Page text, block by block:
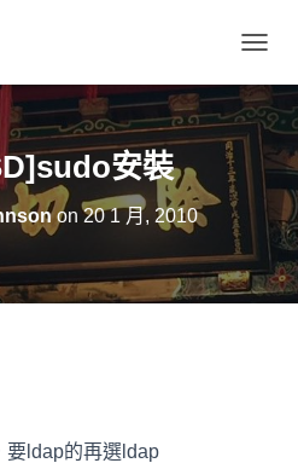
O
G
G
E
I
G
安裝
on20 1 月, 2010
要ldap的再選ldap